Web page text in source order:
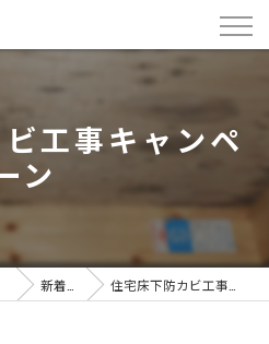
工事キャンペ
ン
新着情報 住宅床下防カビ工事キャンペーン